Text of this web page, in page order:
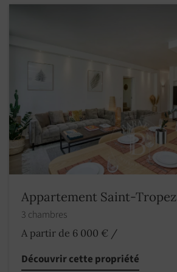
Appartement Saint-Tropez
3 chambres
A partir de 6 000 € /
Découvrir cette propriété